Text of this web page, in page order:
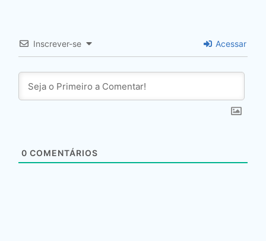
Inscrever-se Acessar
0 COMENTÁRIOS